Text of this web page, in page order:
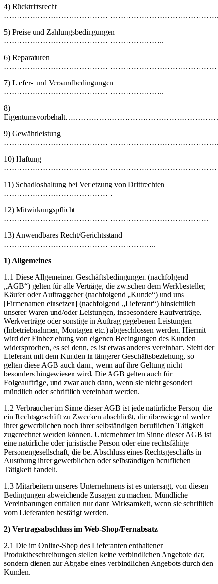
4) Rücktrittsrecht
………………………………………………………………………..
5) Preise und Zahlungsbedingungen
……………………………………………………..
6) Reparaturen
7) Liefer- und Versandbedingungen
……………………………………………………..
8)
9) Gewährleistung
………………………………………………………………………..
10) Haftung
11) Schadloshaltung bei Verletzung von Drittrechten
……………………………………
12) Mitwirkungspflicht
…………………………………………………………………….
13) Anwendbares Recht/Gerichtsstand
…………………………………………………..
1) Allgemeines
1.1 Diese Allgemeinen Geschäftsbedingungen (nachfolgend
„AGB“) gelten für alle Verträge, die zwischen dem Werkbesteller,
Käufer oder Auftraggeber (nachfolgend „Kunde“) und uns
[Firmenamen einsetzen] (nachfolgend „Lieferant“) hinsichtlich
unserer Waren und/oder Leistungen, insbesondere Kaufverträge,
Werkverträge oder sonstige in Auftrag gegebenen Leistungen
(Inbetriebnahmen, Montagen etc.) abgeschlossen werden. Hiermit
wird der Einbeziehung von eigenen Bedingungen des Kunden
widersprochen, es sei denn, es ist etwas anderes vereinbart. Steht der
Lieferant mit dem Kunden in längerer Geschäftsbeziehung, so
gelten diese AGB auch dann, wenn auf ihre Geltung nicht
besonders hingewiesen wird. Die AGB gelten auch für
Folgeaufträge, und zwar auch dann, wenn sie nicht gesondert
mündlich oder schriftlich vereinbart werden.
1.2 Verbraucher im Sinne dieser AGB ist jede natürliche Person, die
ein Rechtsgeschäft zu Zwecken abschließt, die überwiegend weder
ihrer gewerblichen noch ihrer selbständigen beruflichen Tätigkeit
zugerechnet werden können. Unternehmer im Sinne dieser AGB ist
eine natürliche oder juristische Person oder eine rechtsfähige
Personengesellschaft, die bei Abschluss eines Rechtsgeschäfts in
Ausübung ihrer gewerblichen oder selbständigen beruflichen
Tätigkeit handelt.
1.3 Mitarbeitern unseres Unternehmens ist es untersagt, von diesen
Bedingungen abweichende Zusagen zu machen. Mündliche
Vereinbarungen entfalten nur dann Wirksamkeit, wenn sie schriftlich
vom Lieferanten bestätigt werden.
2) Vertragsabschluss im Web-Shop/Fernabsatz
2.1 Die im Online-Shop des Lieferanten enthaltenen
Produktbeschreibungen stellen keine verbindlichen Angebote dar,
sondern dienen zur Abgabe eines verbindlichen Angebots durch den
Kunden.